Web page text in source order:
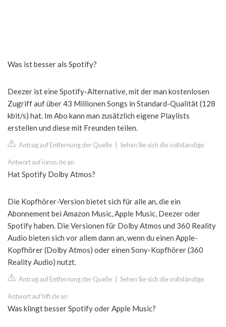
Was ist besser als Spotify?
Deezer ist eine Spotify-Alternative, mit der man kostenlosen
Zugriff auf über 43 Millionen Songs in Standard-Qualität (128
kbit/s) hat. Im Abo kann man zusätzlich eigene Playlists
erstellen und diese mit Freunden teilen.
Antrag auf Entfernung der Quelle Sehen Sie sich die vollständige
Antwort auf ionos.de an
Hat Spotify Dolby Atmos?
Die Kopfhörer-Version bietet sich für alle an, die ein
Abonnement bei Amazon Music, Apple Music, Deezer oder
Spotify haben. Die Versionen für Dolby Atmos und 360 Reality
Audio bieten sich vor allem dann an, wenn du einen Apple-
Kopfhörer (Dolby Atmos) oder einen Sony-Kopfhörer (360
Reality Audio) nutzt.
Antrag auf Entfernung der Quelle Sehen Sie sich die vollständige
Antwort auf hifi.de an
Was klingt besser Spotify oder Apple Music?